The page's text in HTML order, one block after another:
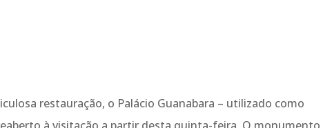
restauração, o Palácio Guanabara – utilizado como